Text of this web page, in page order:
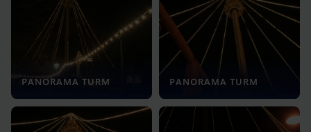
PANORAMA TURM PANORAMA TURM